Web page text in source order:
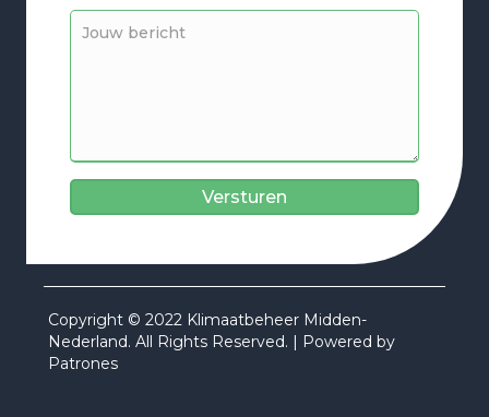
Versturen
Copyright © 2022 Klimaatbeheer Midden-
Nederland. All Rights Reserved. | Powered by
Patrones